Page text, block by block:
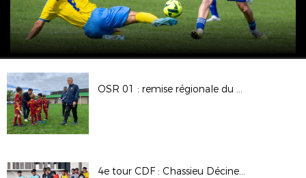
OSR 01 : remise régionale du Label
4e tour CDF : Chassieu Décines FC / GOAL FC